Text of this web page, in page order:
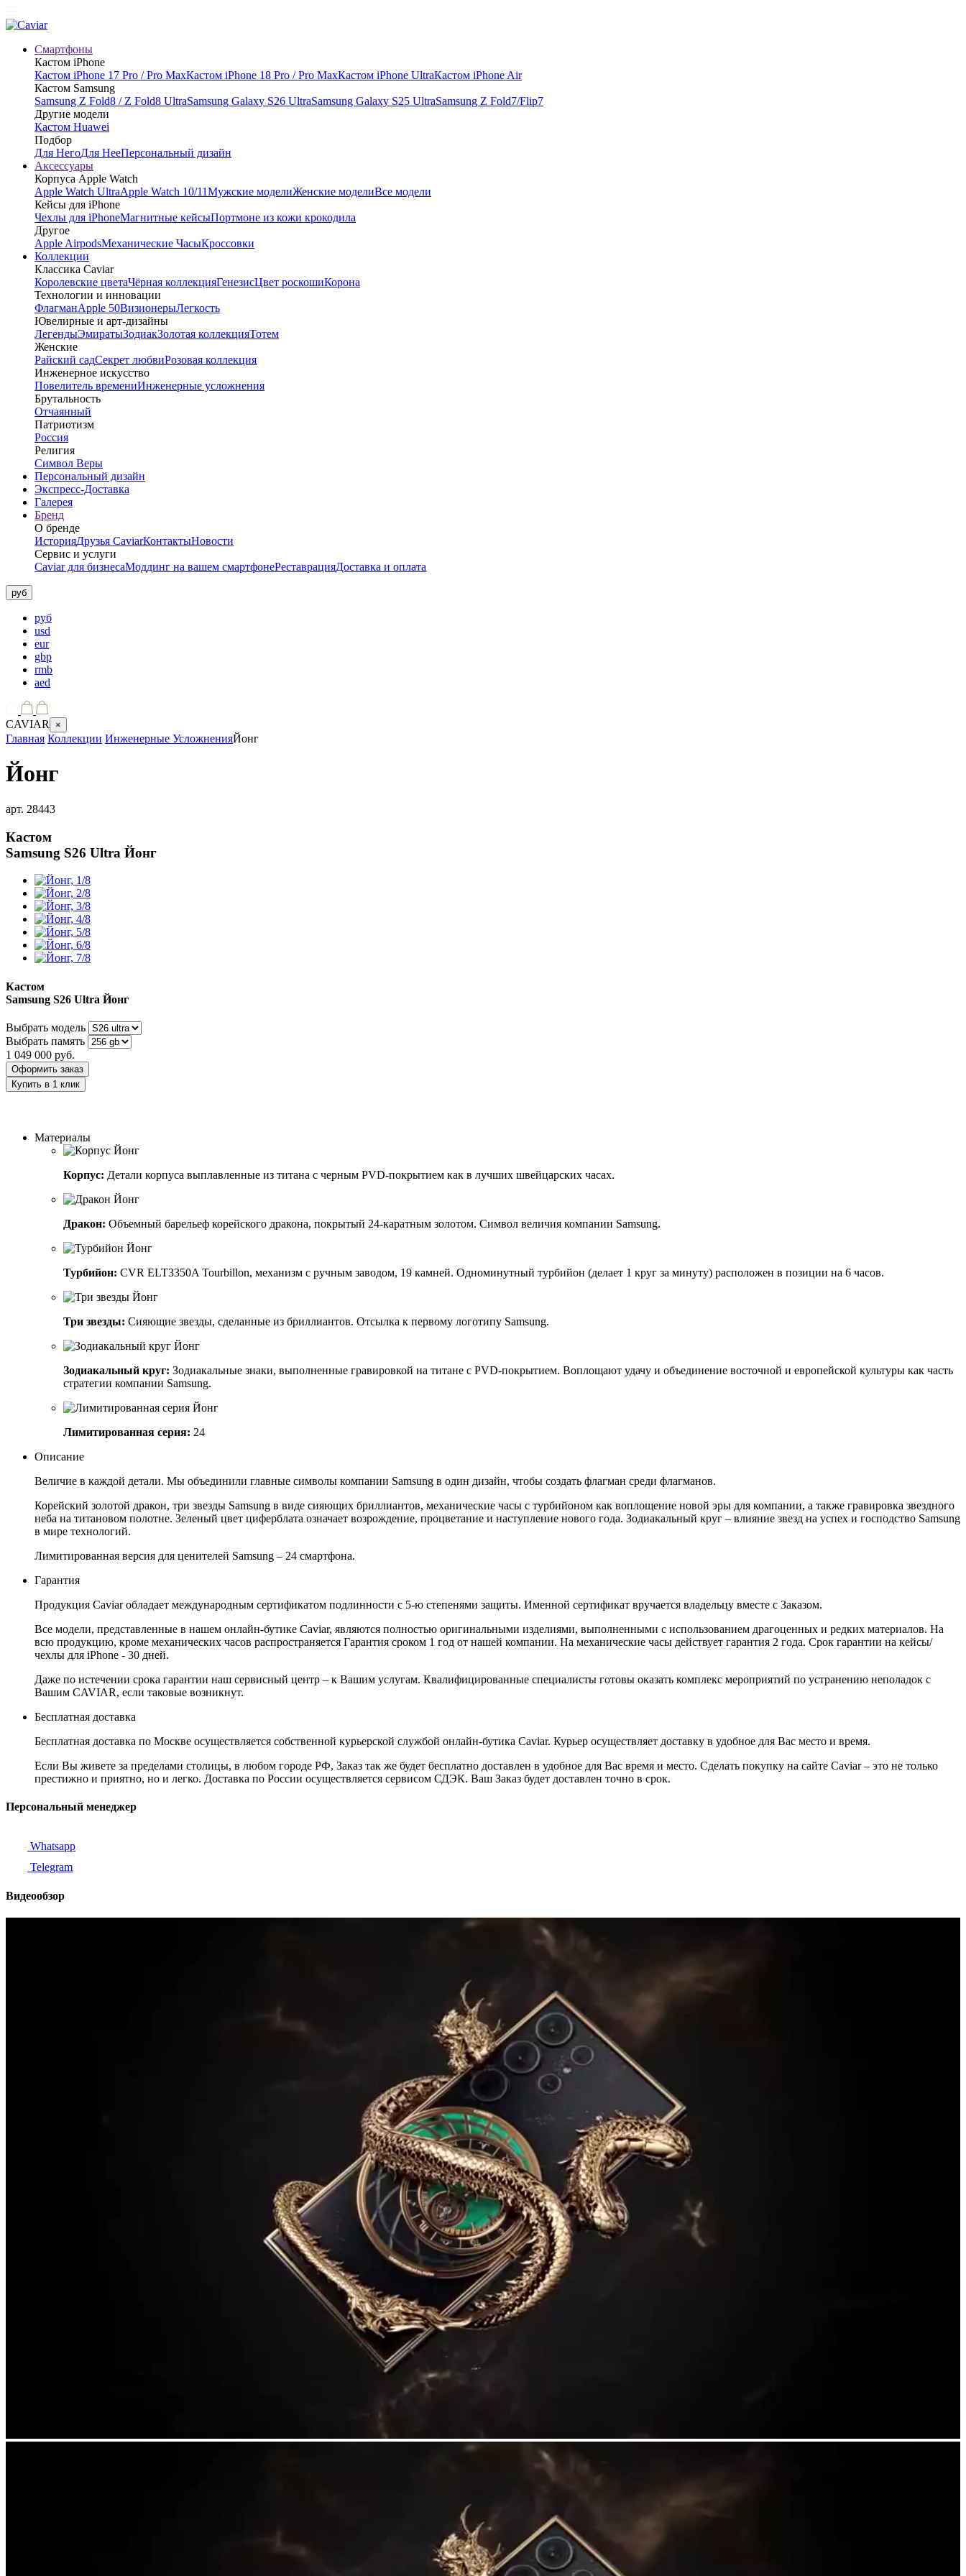
Смартфоны
Кастом iPhone
Кастом iPhone 17 Pro / Pro MaxКастом iPhone 18 Pro / Pro MaxКастом iPhone UltraКастом iPhone Air
Кастом Samsung
Samsung Z Fold8 / Z Fold8 UltraSamsung Galaxy S26 UltraSamsung Galaxy S25 UltraSamsung Z Fold7/Flip7
Другие модели
Кастом Huawei
Подбор
Для НегоДля НееПерсональный дизайн
Аксессуары
Корпуса Apple Watch
Apple Watch UltraApple Watch 10/11Мужские моделиЖенские моделиВсе модели
Кейсы для iPhone
Чехлы для iPhoneМагнитные кейсыПортмоне из кожи крокодила
Другое
Apple AirpodsМеханические ЧасыКроссовки
Коллекции
Классика Caviar
Королевские цветаЧёрная коллекцияГенезисЦвет роскошиКорона
Технологии и инновации
ФлагманApple 50ВизионерыЛегкость
Ювелирные и арт-дизайны
ЛегендыЭмиратыЗодиакЗолотая коллекцияТотем
Женские
Райский садСекрет любвиРозовая коллекция
Инженерное искусство
Повелитель времениИнженерные усложнения
Брутальность
Отчаянный
Патриотизм
Россия
Религия
Символ Веры
Персональный дизайн
Экспресс-Доставка
Галерея
Бренд
О бренде
ИсторияДрузья CaviarКонтактыНовости
Сервис и услуги
Caviar для бизнесаМоддинг на вашем смартфонеРеставрацияДоставка и оплата
руб
руб
usd
eur
gbp
rmb
aed
CAVIAR ×
Главная Коллекции Инженерные УсложненияЙонг
Йонг
арт. 28443
Кастом
Samsung S26 Ultra Йонг
Кастом
Samsung S26 Ultra Йонг
Выбрать модель
Выбрать память
1 049 000 руб.
Оформить заказ
Купить в 1 клик
Материалы
Корпус: Детали корпуса выплавленные из титана с черным PVD-покрытием как в лучших швейцарских часах.
Дракон: Объемный барельеф корейского дракона, покрытый 24-каратным золотом. Символ величия компании Samsung.
Турбийон: CVR ELT3350A Tourbillon, механизм с ручным заводом, 19 камней. Одноминутный турбийон (делает 1 круг за минуту) расположен в позиции на 6 часов.
Три звезды: Сияющие звезды, сделанные из бриллиантов. Отсылка к первому логотипу Samsung.
Зодиакальный круг: Зодиакальные знаки, выполненные гравировкой на титане с PVD-покрытием. Воплощают удачу и объединение восточной и европейской культуры как часть
стратегии компании Samsung.
Лимитированная серия: 24
Описание
Величие в каждой детали. Мы объединили главные символы компании Samsung в один дизайн, чтобы создать флагман среди флагманов.
Корейский золотой дракон, три звезды Samsung в виде сияющих бриллиантов, механические часы с турбийоном как воплощение новой эры для компании, а также гравировка звездного
неба на титановом полотне. Зеленый цвет циферблата означает возрождение, процветание и наступление нового года. Зодиакальный круг – влияние звезд на успех и господство Samsung
в мире технологий.
Лимитированная версия для ценителей Samsung – 24 смартфона.
Гарантия
Продукция Caviar обладает международным сертификатом подлинности с 5-ю степенями защиты. Именной сертификат вручается владельцу вместе с Заказом.
Все модели, представленные в нашем онлайн-бутике Caviar, являются полностью оригинальными изделиями, выполненными с использованием драгоценных и редких материалов. На
всю продукцию, кроме механических часов распространяется Гарантия сроком 1 год от нашей компании. На механические часы действует гарантия 2 года. Срок гарантии на кейсы/
чехлы для iPhone - 30 дней.
Даже по истечении срока гарантии наш сервисный центр – к Вашим услугам. Квалифицированные специалисты готовы оказать комплекс мероприятий по устранению неполадок с
Вашим CAVIAR, если таковые возникнут.
Бесплатная доставка
Бесплатная доставка по Москве осуществляется собственной курьерской службой онлайн-бутика Caviar. Курьер осуществляет доставку в удобное для Вас место и время.
Если Вы живете за пределами столицы, в любом городе РФ, Заказ так же будет бесплатно доставлен в удобное для Вас время и место. Сделать покупку на сайте Caviar – это не только
престижно и приятно, но и легко. Доставка по России осуществляется сервисом СДЭК. Ваш Заказ будет доставлен точно в срок.
Персональный менеджер
Whatsapp
Telegram
Видеообзор